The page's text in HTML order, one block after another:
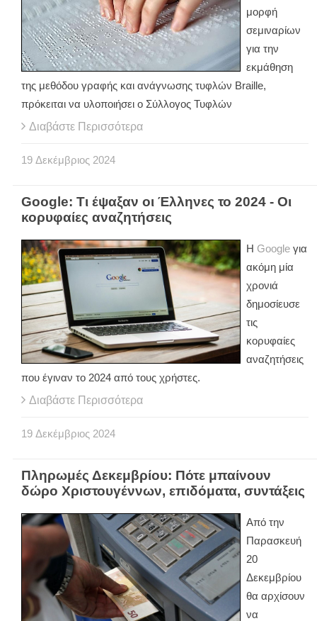
μορφή
σεμιναρίων
για την
εκμάθηση
της μεθόδου γραφής και ανάγνωσης τυφλών Braille,
πρόκειται να υλοποιήσει ο Σύλλογος Τυφλών
Διαβάστε Περισσότερα
19 Δεκέμβριος 2024
Google: Τι έψαξαν οι Έλληνες το 2024 - Οι
κορυφαίες αναζητήσεις
Η Google για
ακόμη μία
χρονιά
δημοσίευσε
τις
κορυφαίες
αναζητήσεις
που έγιναν το 2024 από τους χρήστες.
Διαβάστε Περισσότερα
19 Δεκέμβριος 2024
Πληρωμές Δεκεμβρίου: Πότε μπαίνουν
δώρο Χριστουγέννων, επιδόματα, συντάξεις
Από την
Παρασκευή
20
Δεκεμβρίου
θα αρχίσουν
να